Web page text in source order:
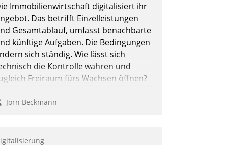
Immobilienwirtschaft digitalisiert ihr
Das betrifft Einzelleistungen
Gesamtablauf, umfasst benachbarte
künftige Aufgaben. Die Bedingungen
sich ständig. Wie lässt sich
die Kontrolle wahren und
Freiraum fürs Wachsen öffnen?
Jörn Beckmann